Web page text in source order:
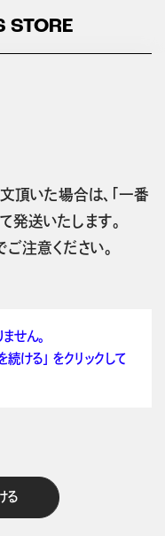
STORE
頂いた場合は、「一番
発送いたします。
注意ください。
せん。
ける」 をクリックして
る